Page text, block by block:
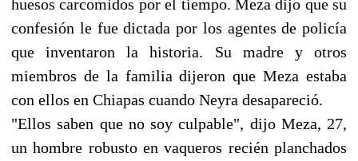
huesos carcomidos por el tiempo. Meza dijo que su
confesión le fue dictada por los agentes de policía
que inventaron la historia. Su madre y otros
miembros de la familia dijeron que Meza estaba
con ellos en Chiapas cuando Neyra desapareció.
"Ellos saben que no soy culpable", dijo Meza, 27,
un hombre robusto en vaqueros recién planchados